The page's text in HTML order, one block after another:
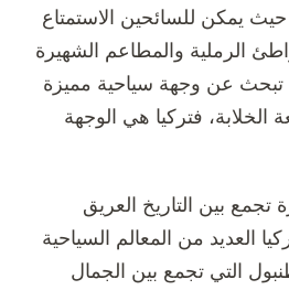
يمكن للسائحين الاستمتاع
الرملية والمطاعم الشهيرة
تبحث عن وجهة سياحية مميزة
الخلابة، فتركيا هي الوجهة
تجمع بين التاريخ العريق
العديد من المعالم السياحية
التي تجمع بين الجمال